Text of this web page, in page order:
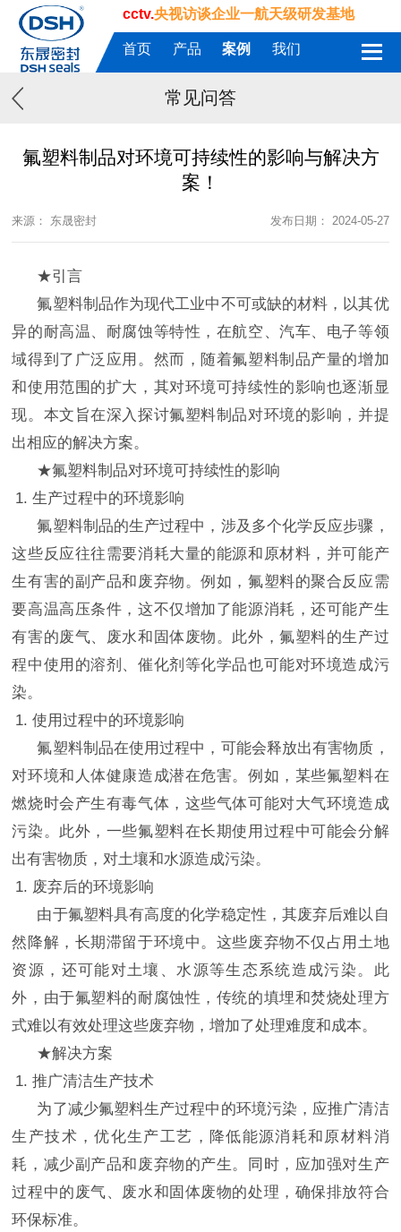
cctv.央视访谈企业一航天级研发基地
首页 产品 案例 我们
常见问答
氟塑料制品对环境可持续性的影响与解决方
案！
来源： 东晟密封 发布日期： 2024-05-27
★引言
氟塑料制品作为现代工业中不可或缺的材料，以其优
异的耐高温、耐腐蚀等特性，在航空、汽车、电子等领
域得到了广泛应用。然而，随着氟塑料制品产量的增加
和使用范围的扩大，其对环境可持续性的影响也逐渐显
现。本文旨在深入探讨氟塑料制品对环境的影响，并提
出相应的解决方案。
★氟塑料制品对环境可持续性的影响
1. 生产过程中的环境影响
氟塑料制品的生产过程中，涉及多个化学反应步骤，
这些反应往往需要消耗大量的能源和原材料，并可能产
生有害的副产品和废弃物。例如，氟塑料的聚合反应需
要高温高压条件，这不仅增加了能源消耗，还可能产生
有害的废气、废水和固体废物。此外，氟塑料的生产过
程中使用的溶剂、催化剂等化学品也可能对环境造成污
染。
1. 使用过程中的环境影响
氟塑料制品在使用过程中，可能会释放出有害物质，
对环境和人体健康造成潜在危害。例如，某些氟塑料在
燃烧时会产生有毒气体，这些气体可能对大气环境造成
污染。此外，一些氟塑料在长期使用过程中可能会分解
出有害物质，对土壤和水源造成污染。
1. 废弃后的环境影响
由于氟塑料具有高度的化学稳定性，其废弃后难以自
然降解，长期滞留于环境中。这些废弃物不仅占用土地
资源，还可能对土壤、水源等生态系统造成污染。此
外，由于氟塑料的耐腐蚀性，传统的填埋和焚烧处理方
式难以有效处理这些废弃物，增加了处理难度和成本。
★解决方案
1. 推广清洁生产技术
为了减少氟塑料生产过程中的环境污染，应推广清洁
生产技术，优化生产工艺，降低能源消耗和原材料消
耗，减少副产品和废弃物的产生。同时，应加强对生产
过程中的废气、废水和固体废物的处理，确保排放符合
环保标准。